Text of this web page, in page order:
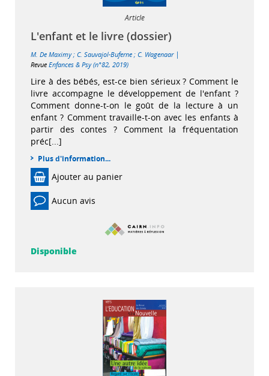
Article
L'enfant et le livre (dossier)
M. De Maximy; C. Sauvajol-Buferne ; C. Wagenaar |
Revue Enfances & Psy (n°82, 2019)
Lire à des bébés, est-ce bien sérieux ? Comment le
livre accompagne le développement de l'enfant ?
Comment donne-t-on le goût de la lecture à un
enfant ? Comment travaille-t-on avec les enfants à
partir des contes ? Comment la fréquentation
préc[...]
Plus d'information...
Ajouter au panier
Aucun avis
Disponible